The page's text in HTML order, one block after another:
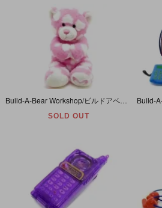
Build-A-Bear Workshop/ビルドアベアワークショップ・ぬいぐるみ・クマ・Pink Hearts Teddy/ピンクハーツテディベア・約38cm 【手にマグネット入り】
SOLD OUT